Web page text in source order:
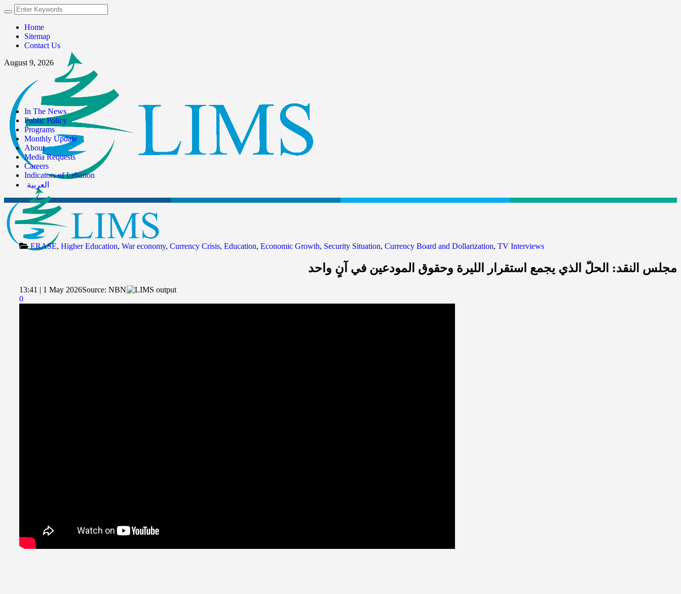
Home
Sitemap
Contact Us
August 9, 2026
In The News
Public Policy
Programs
Monthly Update
About
Media Requests
Careers
Indicators of Lebanon
العربية
ERASE, Higher Education, War economy, Currency Crisis, Education, Economic Growth, Security Situation, Currency Board and Dollarization, TV Interviews
مجلس النقد: الحلّ الذي يجمع استقرار الليرة وحقوق المودعين في آنٍ واحد
13:41 | 1 May 2026Source: NBN
0